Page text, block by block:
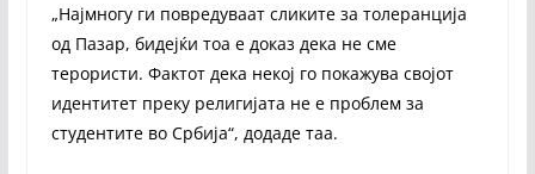
„Најмногу ги повредуваат сликите за толеранција
од Пазар, бидејќи тоа е доказ дека не сме
терористи. Фактот дека некој го покажува својот
идентитет преку религијата не е проблем за
студентите во Србија“, додаде таа.